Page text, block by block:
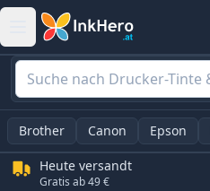
Brother Canon Epson
Heute versandt
Gratis ab 49 €